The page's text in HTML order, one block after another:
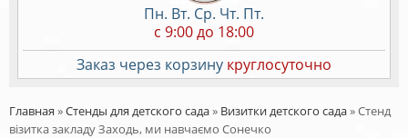
Пн. Вт. Ср. Чт. Пт.
c 9:00 до 18:00
Заказ через корзину круглосуточно
Главная »Стенды для детского сада» Визитки детского сада»Стенд
візитка закладу Заходь, ми навчаємо Сонечко